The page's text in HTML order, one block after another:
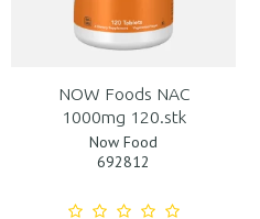
NOW Foods NAC
1000mg 120.stk
Now Food
692812